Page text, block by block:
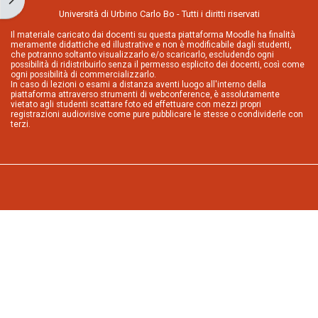
Università di Urbino Carlo Bo - Tutti i diritti riservati
Il materiale caricato dai docenti su questa piattaforma Moodle ha finalità
meramente didattiche ed illustrative e non è modificabile dagli studenti,
che potranno soltanto visualizzarlo e/o scaricarlo, escludendo ogni
possibilità di ridistribuirlo senza il permesso esplicito dei docenti, così come
ogni possibilità di commercializzarlo.
In caso di lezioni o esami a distanza aventi luogo all'interno della
piattaforma attraverso strumenti di webconference, è assolutamente
vietato agli studenti scattare foto ed effettuare con mezzi propri
registrazioni audiovisive come pure pubblicare le stesse o condividerle con
terzi.